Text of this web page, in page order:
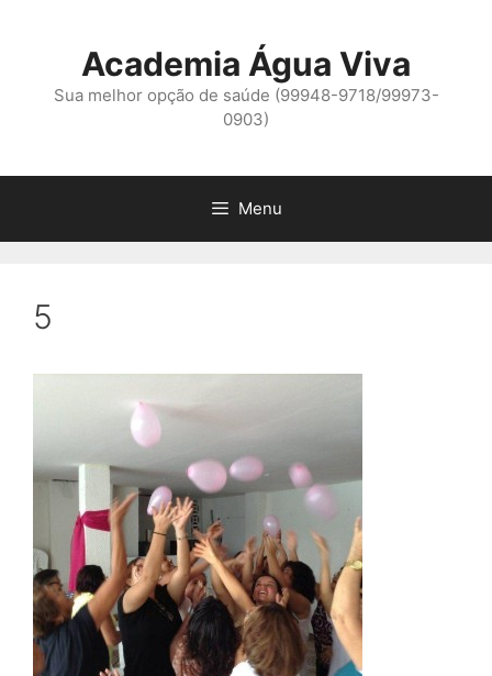
conteúdo
Academia Água Viva
Sua melhor opção de saúde (99948-9718/99973-
0903)
Menu
5